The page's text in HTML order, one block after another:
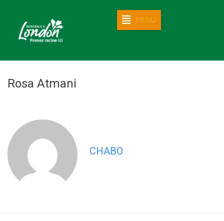
MENU
Rosa Atmani
CHABO